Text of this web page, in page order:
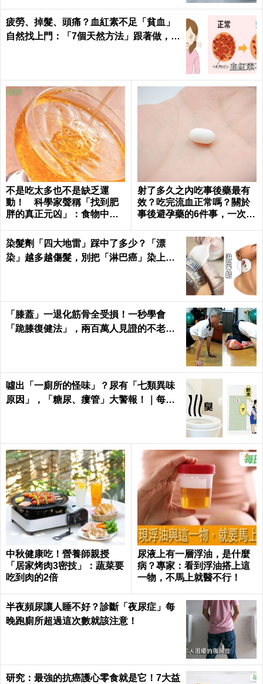
疲勞、掉髮、頭痛？血紅素不足「貧血」
自然找上門：「7個天然方法」跟著做，杜
不是吃太多也不是缺乏運
動！ 科學家聲稱「找到肥
胖的真正元凶」：食物中無
射了多久之內吃事後藥最有
效？吃完流血正常嗎？關於
事後避孕藥的6件事，一次報
染髮劑「四大地雷」踩中了多少？「漂
染」越多越傷髮，別把「淋巴癌」染上
「膝蓋」一退化筋骨全受損！一秒學會
「跪膝復健法」，兩百萬人見證的不老伸
噓出「一廁所的怪味」？尿有「七類異味
原因」，「糖尿、瘻管」大警報！｜每日
中秋健康吃！營養師親授
「居家烤肉3密技」：蔬菜要
吃到肉的2倍
尿液上有一層浮油，是什麼
病？專家：看到浮油搭上這
一物，不馬上就醫不行！
半夜頻尿讓人睡不好？診斷「夜尿症」每
晚跑廁所超過這次數就該注意！
研究：最強的抗癌護心零食就是它！7大益